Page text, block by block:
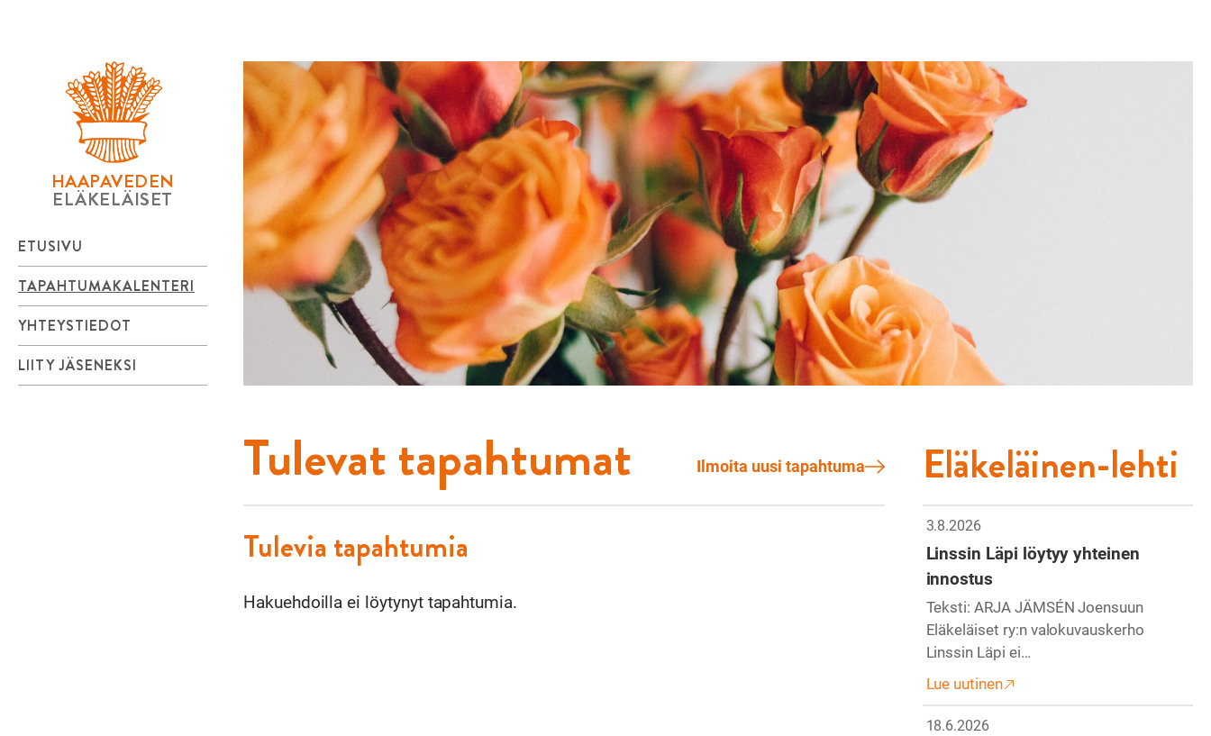
Haapaveden
Eläkeläiset
ry
HAAPAVEDEN
ELÄKELÄISET
ETUSIVU
TAPAHTUMAKALENTERI
YHTEYSTIEDOT
LIITY JÄSENEKSI
Tulevat tapahtumat Ilmoita uusi tapahtuma
Tulevia tapahtumia
Hakuehdoilla ei löytynyt tapahtumia.
Eläkeläinen-lehti
3.8.2026
Linssin Läpi löytyy yhteinen
innostus
Teksti: ARJA JÄMSÉN Joensuun
Eläkeläiset ry:n valokuvauskerho
Linssin Läpi ei…
Lue uutinen
18.6.2026